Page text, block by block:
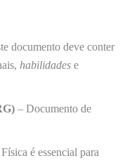
documento deve conter
habilidades e
– Documento de
é essencial para